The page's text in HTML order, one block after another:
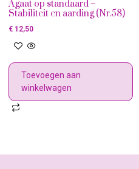
Agaat op standaard –
Stabiliteit en aarding (Nr.58)
€12,50
Toevoegen aan
winkelwagen